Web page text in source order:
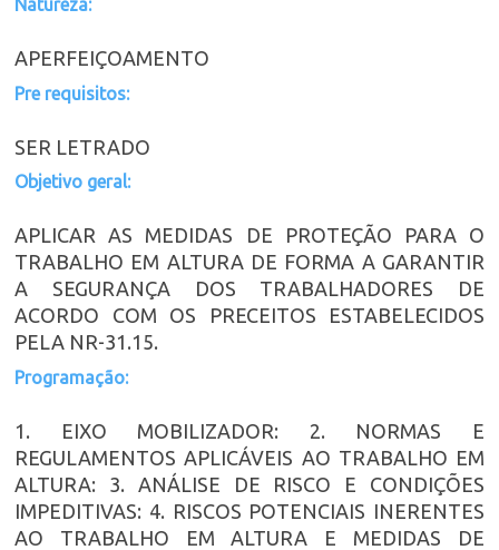
Natureza:
APERFEIÇOAMENTO
Pre requisitos:
SER LETRADO
Objetivo geral:
APLICAR AS MEDIDAS DE PROTEÇÃO PARA O
TRABALHO EM ALTURA DE FORMA A GARANTIR
A SEGURANÇA DOS TRABALHADORES DE
ACORDO COM OS PRECEITOS ESTABELECIDOS
PELA NR-31.15.
Programação:
1. EIXO MOBILIZADOR: 2. NORMAS E
REGULAMENTOS APLICÁVEIS AO TRABALHO EM
ALTURA: 3. ANÁLISE DE RISCO E CONDIÇÕES
IMPEDITIVAS: 4. RISCOS POTENCIAIS INERENTES
AO TRABALHO EM ALTURA E MEDIDAS DE